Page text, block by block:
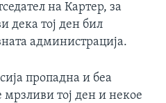
на Картер, за
дека тој ден бил
администрација.
пропадна и беа
тој ден и некое